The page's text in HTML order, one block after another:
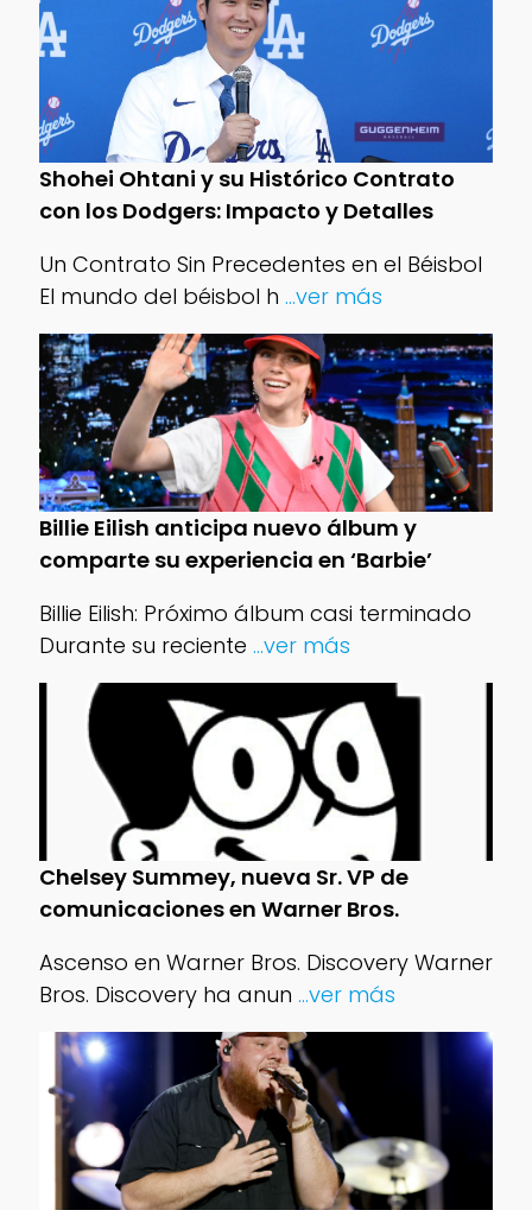
Shohei Ohtani y su Histórico Contrato
con los Dodgers: Impacto y Detalles
Un Contrato Sin Precedentes en el Béisbol
El mundo del béisbol h ...ver más
Billie Eilish anticipa nuevo álbum y
comparte su experiencia en ‘Barbie’
Billie Eilish: Próximo álbum casi terminado
Durante su reciente ...ver más
Chelsey Summey, nueva Sr. VP de
comunicaciones en Warner Bros.
Ascenso en Warner Bros. Discovery Warner
Bros. Discovery ha anun ...ver más